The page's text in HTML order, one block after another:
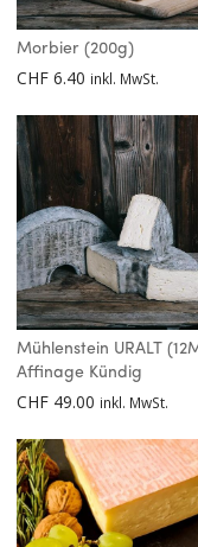
Morbier (200g)
CHF 6.40 inkl. MwSt.
Mühlenstein URALT
Affinage Kündig
CHF 49.00 inkl. MwSt.